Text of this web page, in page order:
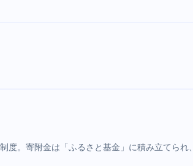
。寄附金は「ふるさと基金」に積み立てられ、